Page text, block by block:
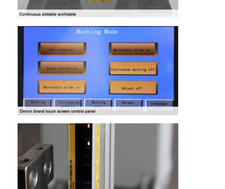
mati peralatan pemotongan
Mesin Auto Bender
mesin laminating industri
Buku membuat mesin
Mesin Kemasan otomatis
Otomatis Mesin Percetakan
Posting Tekan Peralatan
Pra Tekan Peralatan
Perlengkapan lainnya